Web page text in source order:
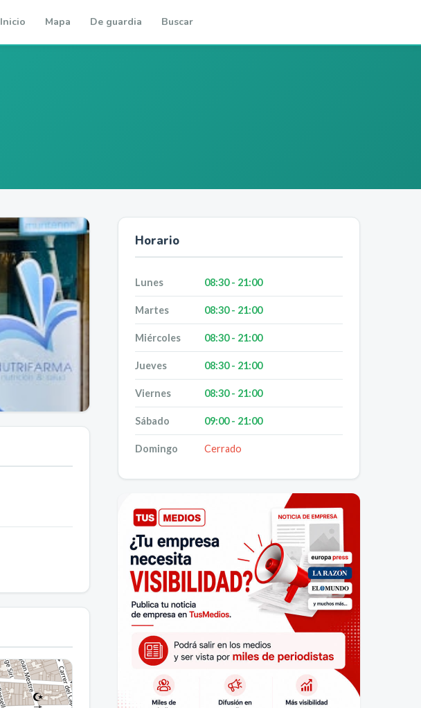
Inicio Mapa De guardia Buscar
Horario
Lunes 08:30 - 21:00
Martes 08:30 - 21:00
Miércoles 08:30 - 21:00
Jueves 08:30 - 21:00
Viernes 08:30 - 21:00
Sábado 09:00 - 21:00
Domingo Cerrado